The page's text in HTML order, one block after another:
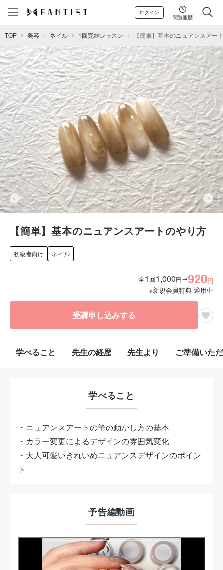
ログイン
閲覧履歴
TOP 美容 ネイル 1回完結レッスン 【簡単】基本のニュアンスアー
【簡単】基本のニュアンスアートのやり方
初級者向け ネイル
全1 回1,000円→920円
※新規会員特典 適用中
受講申し込みする
学べること 先生の経歴 先生より ご準備いた
学べること
・ニュアンスアートの筆の動かし方の基本
・カラー変更によるデザインの雰囲気変化
・大人可愛いきれいめニュアンスデザインのポイン
ト
予告編動画